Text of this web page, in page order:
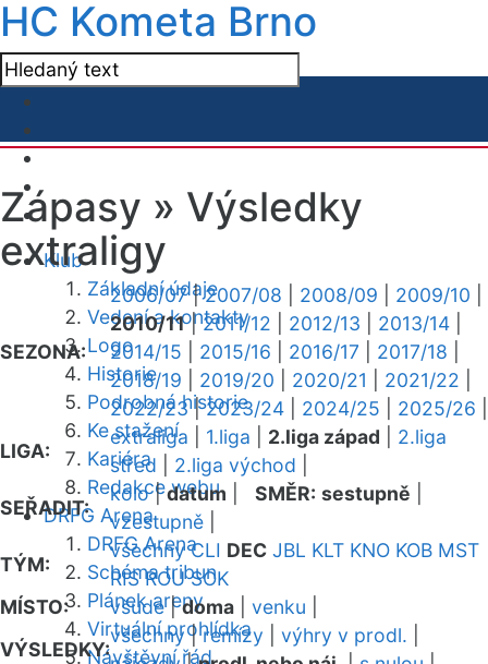
HC Kometa Brno
Klub
Základní údaje
Vedení a kontakty
Logo
Historie
Podrobná historie
Ke stažení
Kariéra
Redakce webu
DRFG Arena
DRFG Arena
Schéma tribun
Plánek areny
Virtuální prohlídka
Návštěvní řád
Zápasy » Výsledky
extraligy
SEZONA:
2006/07|2007/08 2008/09 2009/10
2010/11|2011/12 2012/13 2013/14
2014/15
2015/16 2016/17 2017/18
2018/19
2019/20 2020/21 2021/22
2022/23|2023/24 2024/25 2025/26
LIGA:
extraliga 1.liga 2.liga západ
2.liga
střed
2.liga východ
SEŘADIT:
kolo|datum SMĚR: sestupně
vzestupně
TÝM:
všechny CLI DEC JBL KLT KNO KOB MST
RIS ROU SOK
MÍSTO:
všude|doma venku
VÝSLEDKY:
všechny|remízy výhry v prodl.